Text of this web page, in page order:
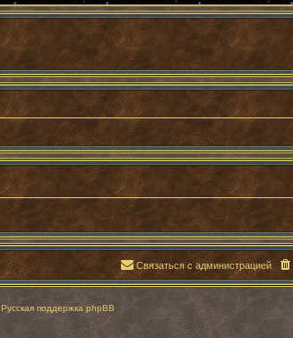
Связаться с администрацией
Русская поддержка phpBB